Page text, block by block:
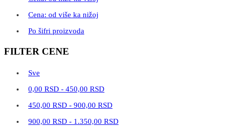
Cena: od više ka nižoj
Po šifri proizvoda
FILTER CENE
Sve
0,00 RSD - 450,00 RSD
450,00 RSD - 900,00 RSD
900,00 RSD - 1.350,00 RSD